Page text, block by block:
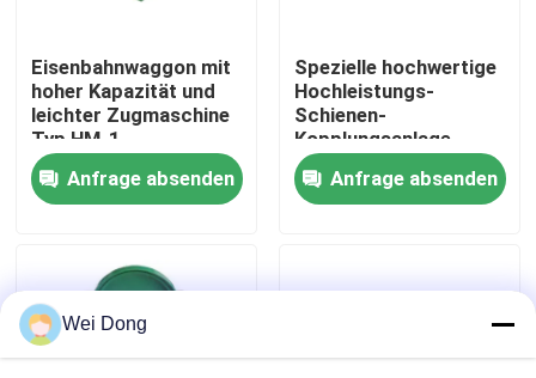
Kontakt mit uns
Neuigkeiten
Blog
Bitte um ein Angebot
Eisenbahnwaggon mit
hoher Kapazität und
leichter Zugmaschine
Typ HM-1
Anfrage absenden
Spezielle hochwertige
Hochleistungs-
Schienen-
Kopplungsanlage
Anfrage absenden
Wei Dong